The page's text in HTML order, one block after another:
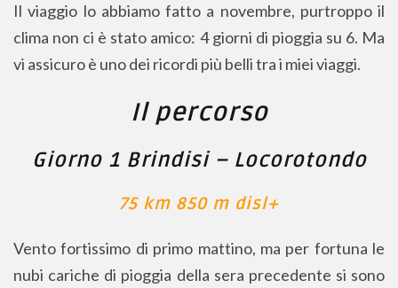
Il viaggio lo abbiamo fatto a novembre, purtroppo il
clima non ci è stato amico: 4 giorni di pioggia su 6. Ma
vi assicuro è uno dei ricordi più belli tra i miei viaggi.
Il percorso
Giorno 1 Brindisi – Locorotondo
75 km 850 m disl+
Vento fortissimo di primo mattino, ma per fortuna le
nubi cariche di pioggia della sera precedente si sono